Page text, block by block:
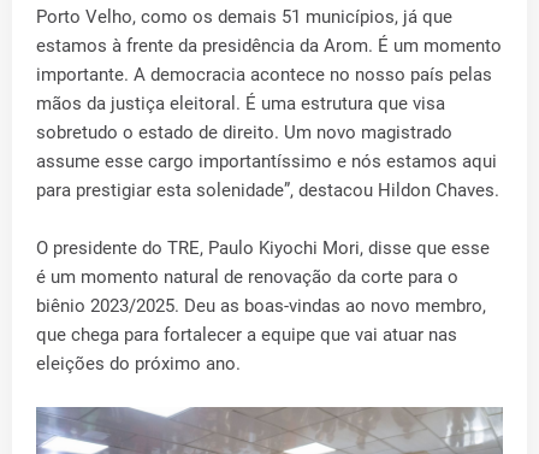
Porto Velho, como os demais 51 municípios, já que
estamos à frente da presidência da Arom. É um momento
importante. A democracia acontece no nosso país pelas
mãos da justiça eleitoral. É uma estrutura que visa
sobretudo o estado de direito. Um novo magistrado
assume esse cargo importantíssimo e nós estamos aqui
para prestigiar esta solenidade”, destacou Hildon Chaves.
O presidente do TRE, Paulo Kiyochi Mori, disse que esse
é um momento natural de renovação da corte para o
biênio 2023/2025. Deu as boas-vindas ao novo membro,
que chega para fortalecer a equipe que vai atuar nas
eleições do próximo ano.